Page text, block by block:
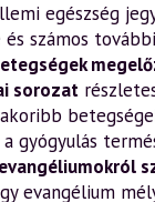
egészség
számos
sorozat
gyógyulás
evangélium